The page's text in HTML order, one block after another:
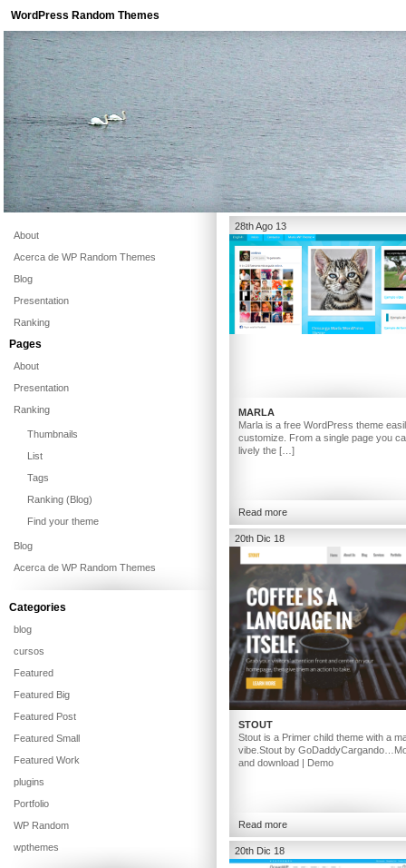
WordPress Random Themes
28th Ago 13
MARLA
Marla is a free WordPress theme
customize. From a single page you
lively the […]
Read more
20th Dic 18
STOUT
Stout is a Primer child theme with a
vibe.Stout by
and download | Demo
Read more
20th Dic 18
About
Acerca de WP Random Themes
Blog
Presentation
Ranking
Pages
About
Presentation
Ranking
Thumbnails
List
Tags
Ranking (Blog)
Find your theme
Blog
Acerca de WP Random Themes
Categories
blog
cursos
Featured
Featured Big
Featured Post
Featured Small
Featured Work
plugins
Portfolio
WP Random
wpthemes